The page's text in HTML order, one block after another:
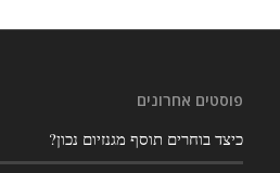
פוסטים אחרונים
כיצד בוחרים תוסף מגנזיום נכון?